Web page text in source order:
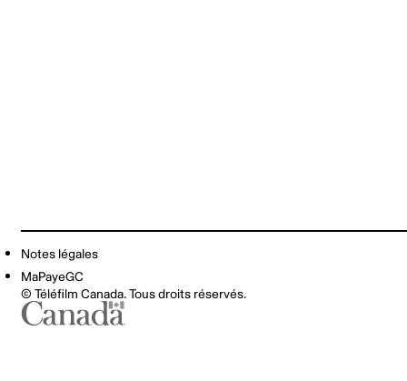
Notes légales
MaPayeGC
© Téléfilm Canada. Tous droits réservés.